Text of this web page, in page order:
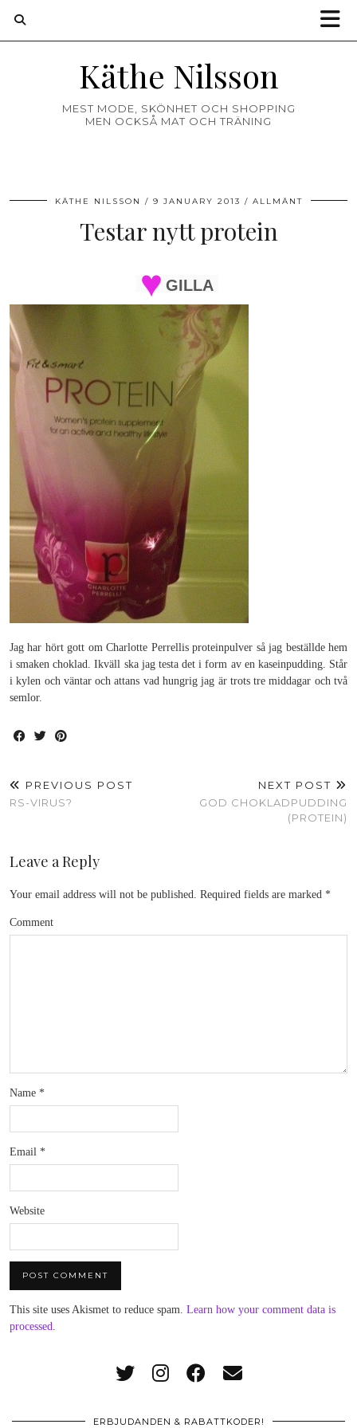
Käthe Nilsson
MEST MODE, SKÖNHET OCH SHOPPING
MEN OCKSÅ MAT OCH TRÄNING
KÄTHE NILSSON 9 JANUARY 2013 ALLMÄNT
Testar nytt protein
GILLA
Jag har hört gott om Charlotte Perrellis proteinpulver så jag beställde hem
i smaken choklad. Ikväll ska jag testa det i form av en kaseinpudding. Står
i kylen och väntar och attans vad hungrig jag är trots tre middagar och två
semlor.
PREVIOUS POST
RS-VIRUS?
NEXT POST
GOD CHOKLADPUDDING
(PROTEIN)
Leave a Reply
Your email address will not be published. Required fields are marked *
Comment
Name *
Email *
Website
This site uses Akismet to reduce spam. Learn how your comment data is
processed.
ERBJUDANDEN & RABATTKODER!